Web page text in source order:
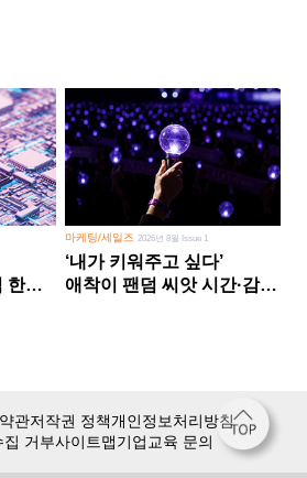
한계
마케팅/세일즈 2026년 8월 Issue 1
‘내가 키워주고 싶다’
애착이 팬덤 씨앗 시간·감정
관저작권 정책개인정보처리방침
집 거부사이트맵기업교육 문의